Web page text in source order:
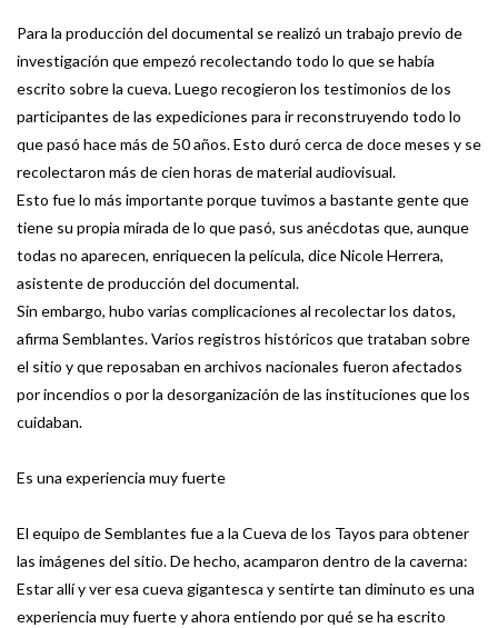
Para la producción del documental se realizó un trabajo previo de
investigación que empezó recolectando todo lo que se había
escrito sobre la cueva. Luego recogieron los testimonios de los
participantes de las expediciones para ir reconstruyendo todo lo
que pasó hace más de 50 años. Esto duró cerca de doce meses y se
recolectaron más de cien horas de material audiovisual.
Esto fue lo más importante porque tuvimos a bastante gente que
tiene su propia mirada de lo que pasó, sus anécdotas que, aunque
todas no aparecen, enriquecen la película, dice Nicole Herrera,
asistente de producción del documental.
Sin embargo, hubo varias complicaciones al recolectar los datos,
afirma Semblantes. Varios registros históricos que trataban sobre
el sitio y que reposaban en archivos nacionales fueron afectados
por incendios o por la desorganización de las instituciones que los
cuidaban.
Es una experiencia muy fuerte
El equipo de Semblantes fue a la Cueva de los Tayos para obtener
las imágenes del sitio. De hecho, acamparon dentro de la caverna:
Estar allí y ver esa cueva gigantesca y sentirte tan diminuto es una
experiencia muy fuerte y ahora entiendo por qué se ha escrito